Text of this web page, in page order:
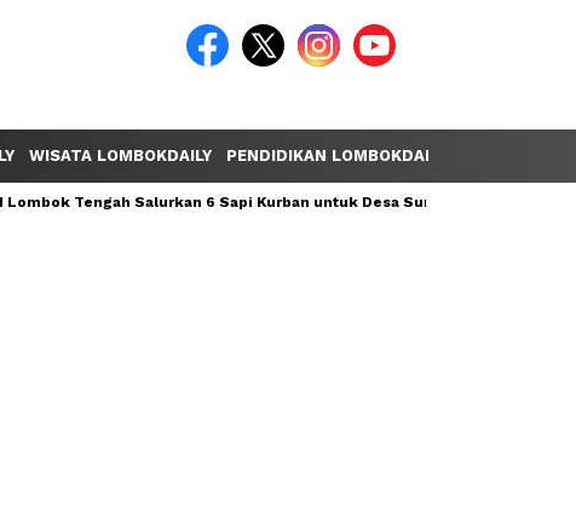
WISATA LOMBOKDAILY PENDIDIKAN LOMBOKDAILY
Lombok Tengah Salurkan 6 Sapi Kurban untuk Desa Sumber Mata Air